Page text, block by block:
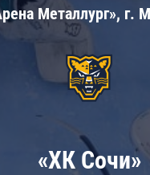
Металлург», г.
«ХК Сочи»